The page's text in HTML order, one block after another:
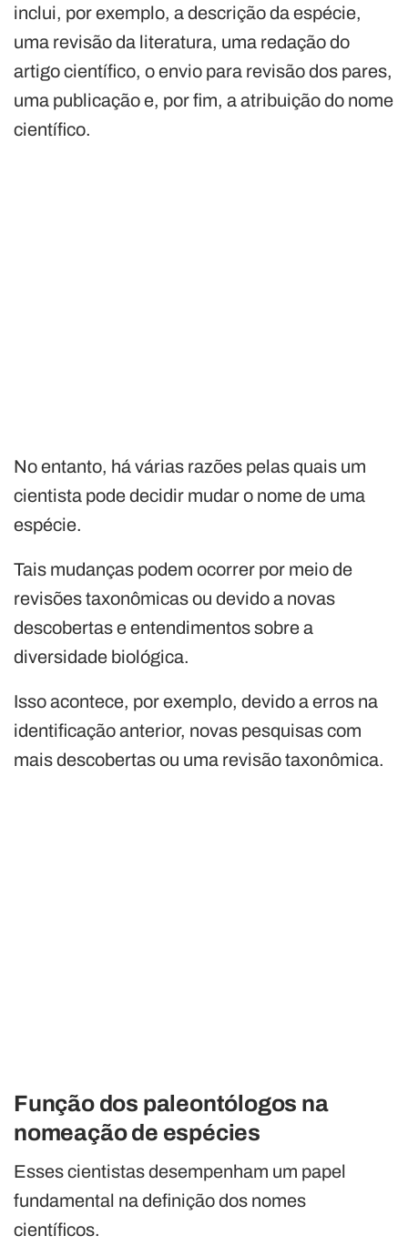
inclui, por exemplo, a descrição da espécie,
uma revisão da literatura, uma redação do
artigo científico, o envio para revisão dos pares,
uma publicação e, por fim, a atribuição do nome
científico.
No entanto, há várias razões pelas quais um
cientista pode decidir mudar o nome de uma
espécie.
Tais mudanças podem ocorrer por meio de
revisões taxonômicas ou devido a novas
descobertas e entendimentos sobre a
diversidade biológica.
Isso acontece, por exemplo, devido a erros na
identificação anterior, novas pesquisas com
mais descobertas ou uma revisão taxonômica.
Função dos paleontólogos na
nomeação de espécies
Esses cientistas desempenham um papel
fundamental na definição dos nomes
científicos.